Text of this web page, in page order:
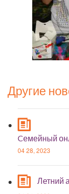
Другие
Cемейный
04 28, 2023
Летний